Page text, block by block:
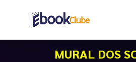
MURAL DOS